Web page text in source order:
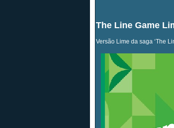
The Line Game
Versão Lime da saga ‘The